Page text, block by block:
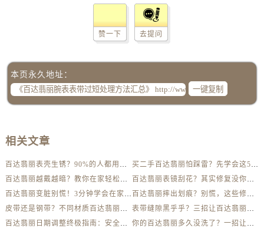
赞一下 去提问
本页永久地址：
一键复制
相关文章
百达翡丽表壳生锈？90%的人都用错了清洁方法
买二手百达翡丽怕踩雷？先学会这5个防伪要点
百达翡丽越戴越暗？教你在家轻松恢复出厂光泽
百达翡丽表镜刮花？其实修复没你想得那么贵
百达翡丽变脏别慌！3分钟学会在家轻松清洗
百达翡丽摔出划痕？别慌，这些修复技巧太实用了
皮带还是钢带？不同材质百达翡丽清洁全解析
表带缝隙黑乎乎？三招让百达翡丽钢带亮如新
百达翡丽日期调整终极指南：安全、快速、不出错！
你的百达翡丽多久没洗了？一招让它亮如新